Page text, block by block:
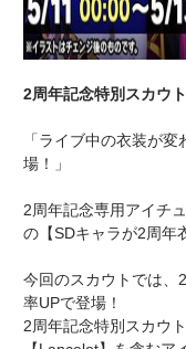
2周年記念特別スカウ
「ライブ中の衣装が
場！」
2周年記念専用アイチ
の【SDキャラが2周年
今回のスカウトでは、
率UPで登場！
2周年記念特別スカウ